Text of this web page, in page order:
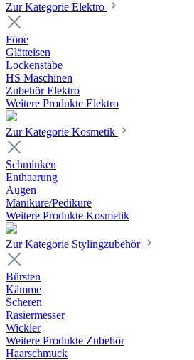
Zur Kategorie Elektro
Föne
Glätteisen
Lockenstäbe
HS Maschinen
Zubehör Elektro
Weitere Produkte Elektro
Zur Kategorie Kosmetik
Schminken
Enthaarung
Augen
Manikure/Pedikure
Weitere Produkte Kosmetik
Zur Kategorie Stylingzubehör
Bürsten
Kämme
Scheren
Rasiermesser
Wickler
Weitere Produkte Zubehör
Haarschmuck